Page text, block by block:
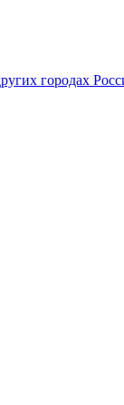
городах